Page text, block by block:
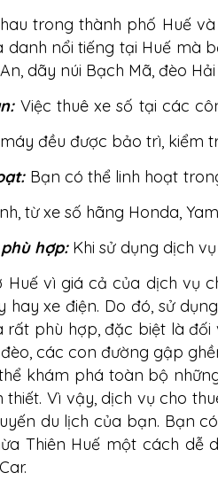
trong thành phố Huế
danh nổi tiếng tại Huế mà
dãy núi Bạch Mã, đèo
:Việc thuê xe số tại các
đều được bảo trì, kiểm
: Bạn có thể linh hoạt
từ xe số hãng Honda,
hợp:Khi sử dụng dịch
Huế vì giá cả của dịch vụ
hay xe điện. Do đó, sử
rất phù hợp, đặc biệt là
các con đường gập
khám phá toàn bộ
thiết. Vì vậy, dịch vụ cho
du lịch của bạn. Bạn
Thiên Huế một cách dễ